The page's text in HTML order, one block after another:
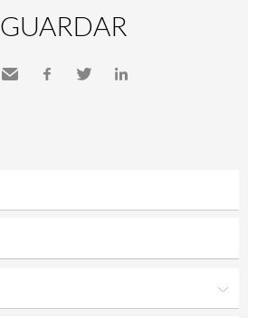
GUARDAR